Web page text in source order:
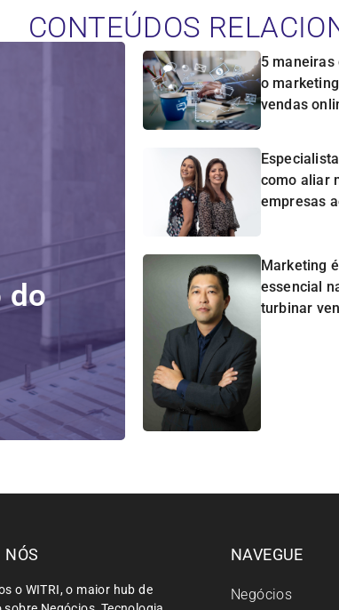
CONTEÚDOS
do
5 maneiras
o
vendas
como aliar
empresas
Marketing
essencial
turbinar
NÓS
o WITRI, o maior hub de
NAVEGUE
Negócios